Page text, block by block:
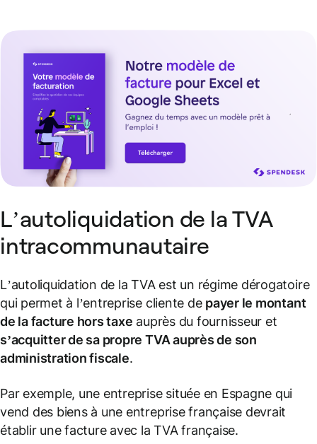
L’autoliquidation de la TVA
intracommunautaire
L’autoliquidation de la TVA est un régime dérogatoire
qui permet à l’entreprise cliente de payer le montant
de la facture hors taxe auprès du fournisseur et
s’acquitter de sa propre TVA auprès de son
administration fiscale.
Par exemple, une entreprise située en Espagne qui
vend des biens à une entreprise française devrait
établir une facture avec la TVA française.